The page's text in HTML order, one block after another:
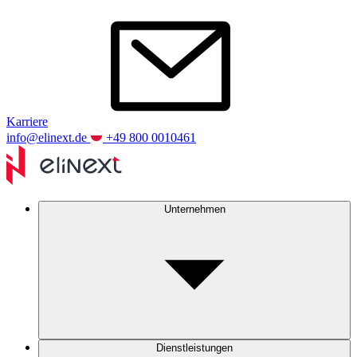
Karriere
info@elinext.de
+49 800 0010461
Unternehmen
Dienstleistungen